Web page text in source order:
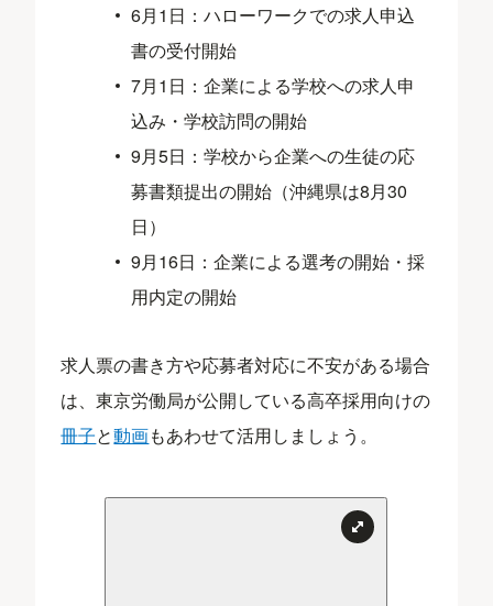
6月1日：ハローワークでの求人申込
書の受付開始
7月1日：企業による学校への求人申
込み・学校訪問の開始
9月5日：学校から企業への生徒の応
募書類提出の開始（沖縄県は8月30
日）
9月16日：企業による選考の開始・採
用内定の開始
求人票の書き方や応募者対応に不安がある場合
は、東京労働局が公開している高卒採用向けの
冊子と動画もあわせて活用しましょう。